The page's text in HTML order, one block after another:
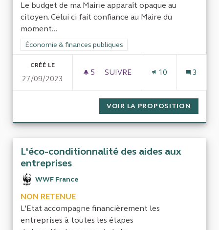
Le budget de ma Mairie apparaît opaque au
citoyen. Celui ci fait confiance au Maire du
moment...
Filtrer les résultats de la catégorie : Économie & finances
Économie & finances publiques
CRÉÉ LE
27/09/2023
5 5 ABONNÉS
SUIVRE
10 3
VOIR LA PROPOSITION
L'éco-conditionnalité des aides aux
entreprises
WWF France
NON RETENUE
L'Etat accompagne financièrement les
entreprises à toutes les étapes